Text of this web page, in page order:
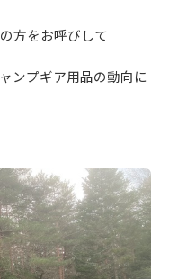
方をお呼びして
ンプギア用品の動向に